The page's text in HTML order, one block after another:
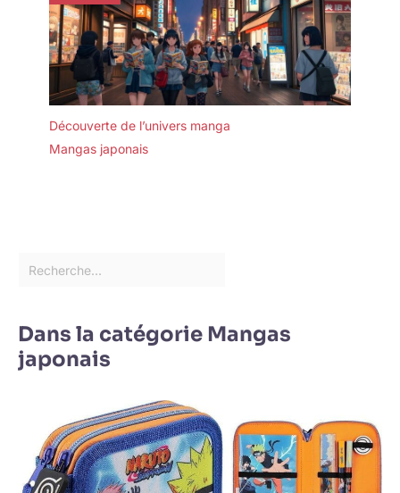
Découverte de l’univers manga
Mangas japonais
Dans la catégorie Mangas
japonais